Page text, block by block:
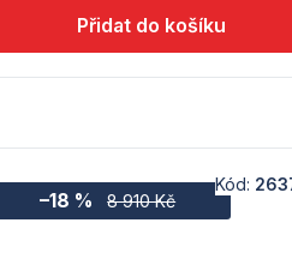
8 910 Kč
–18 %
Kód: